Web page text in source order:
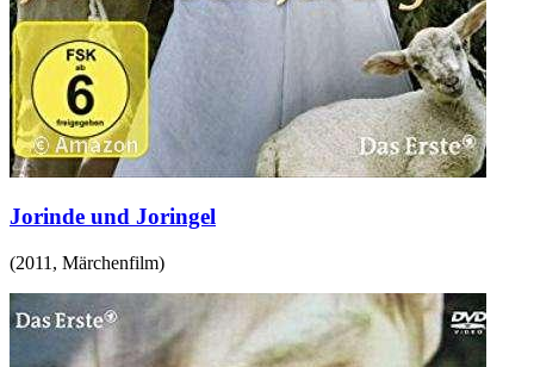
Jorinde und Joringel
(2011 , Märchenfilm)